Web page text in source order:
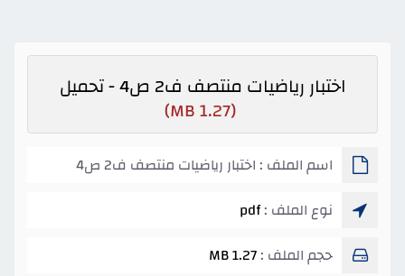
اختبار رياضيات منتصف ف2 ص4 - تحميل
(1.27 MB)
اسم الملف : اختبار رياضيات منتصف ف2 ص4
نوع الملف :pdf
حجم الملف :1.27 MB